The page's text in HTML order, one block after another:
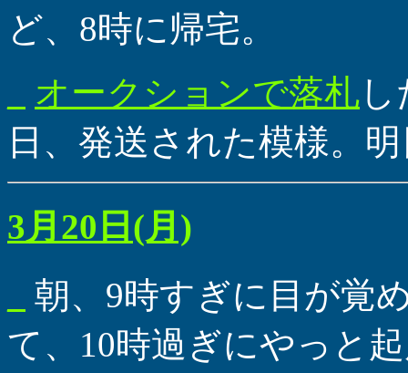
ど、8時に帰宅。
オークションで落札
日、発送された模様。
3月20日(月)
朝、9時すぎに目が覚
て、10時過ぎにやっと